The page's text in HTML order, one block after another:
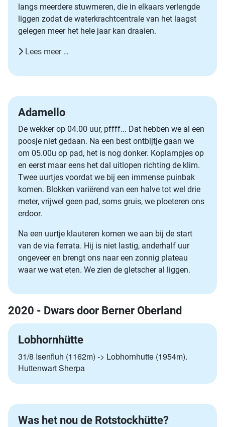
langs meerdere stuwmeren, die in elkaars verlengde
liggen zodat de waterkrachtcentrale van het laagst
gelegen meer het hele jaar kan draaien.
Lees meer …
Adamello
De wekker op 04.00 uur, pffff... Dat hebben we al een
poosje niet gedaan. Na een best ontbijtje gaan we
om 05.00u op pad, het is nog donker. Koplampjes op
en eerst maar eens het dal uitlopen richting de klim.
Twee uurtjes voordat we bij een immense puinbak
komen. Blokken variërend van een halve tot wel drie
meter, vrijwel geen pad, soms gruis, we ploeteren ons
erdoor.
Na een uurtje klauteren komen we aan bij de start
van de via ferrata. Hij is niet lastig, anderhalf uur
ongeveer en brengt ons naar een zonnig plateau
waar we wat eten. We zien de gletscher al liggen.
2020 - Dwars door Berner Oberland
Lobhornhütte
31/8 Isenfluh (1162m) -> Lobhornhutte (1954m).
Huttenwart Sherpa
Was het nou de Rotstockhütte?